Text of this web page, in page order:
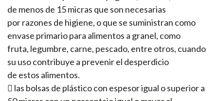
de menos de 15 micras que son necesarias
por razones de higiene, o que se suministran como
envase primario para alimentos a granel, como
fruta, legumbre, carne, pescado, entre otros, cuando
su uso contribuye a prevenir el desperdicio
de estos alimentos.
 las bolsas de plástico con espesor igual o superior a